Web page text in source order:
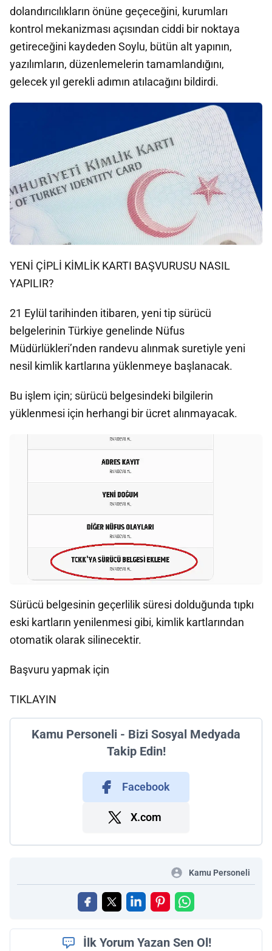
dolandırıcılıkların önüne geçeceğini, kurumları
kontrol mekanizması açısından ciddi bir noktaya
getireceğini kaydeden Soylu, bütün alt yapının,
yazılımların, düzenlemelerin tamamlandığını,
gelecek yıl gerekli adımın atılacağını bildirdi.
YENİ ÇİPLİ KİMLİK KARTI BAŞVURUSU NASIL
YAPILIR?
21 Eylül tarihinden itibaren, yeni tip sürücü
belgelerinin Türkiye genelinde Nüfus
Müdürlükleri’nden randevu alınmak suretiyle yeni
nesil kimlik kartlarına yüklenmeye başlanacak.
Bu işlem için; sürücü belgesindeki bilgilerin
yüklenmesi için herhangi bir ücret alınmayacak.
Sürücü belgesinin geçerlilik süresi dolduğunda tıpkı
eski kartların yenilenmesi gibi, kimlik kartlarından
otomatik olarak silinecektir.
Başvuru yapmak için
TIKLAYIN
Kamu Personeli - Bizi Sosyal Medyada
Takip Edin!
Facebook
X.com
Kamu Personeli
İlk Yorum Yazan Sen Ol!